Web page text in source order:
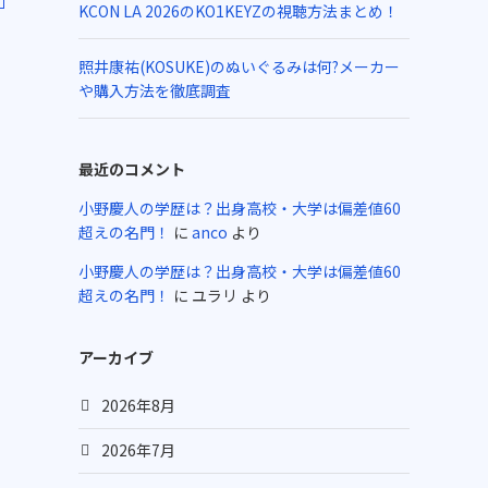
KCON LA 2026のKO1KEYZの視聴方法まとめ！
照井康祐(KOSUKE)のぬいぐるみは何?メーカー
や購入方法を徹底調査
最近のコメント
小野慶人の学歴は？出身高校・大学は偏差値60
超えの名門！ に anco より
小野慶人の学歴は？出身高校・大学は偏差値60
超えの名門！ に ユラリ より
アーカイブ
2026年8月
2026年7月